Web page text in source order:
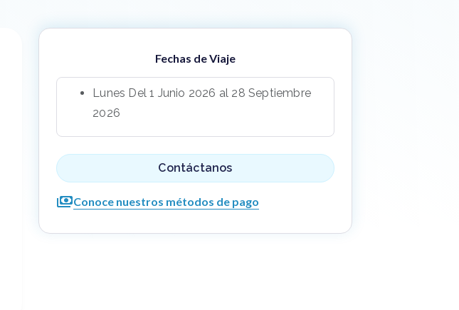
Fechas de Viaje
Lunes Del 1 Junio 2026 al 28 Septiembre
2026
Contáctanos
Conoce nuestros métodos de pago